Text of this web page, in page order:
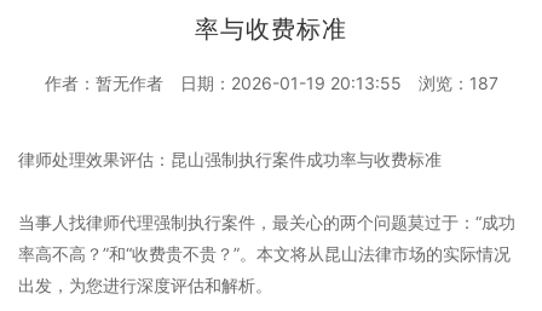
率与收费标准
作者：暂无作者 日期：2026-01-19 20:13:55 浏览： 187
律师处理效果评估：昆山强制执行案件成功率与收费标准
当事人找律师代理强制执行案件，最关心的两个问题莫过于：“成功
率高不高？”和“收费贵不贵？”。本文将从昆山法律市场的实际情况
出发，为您进行深度评估和解析。